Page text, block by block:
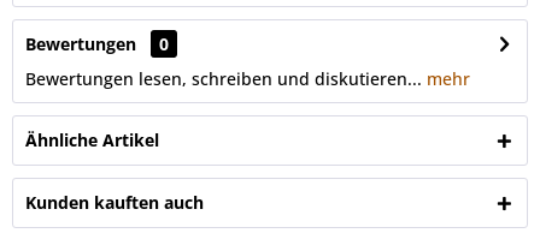
Bewertungen
0
Bewertungen lesen, schreiben und diskutieren... mehr
Ähnliche Artikel
Kunden kauften auch